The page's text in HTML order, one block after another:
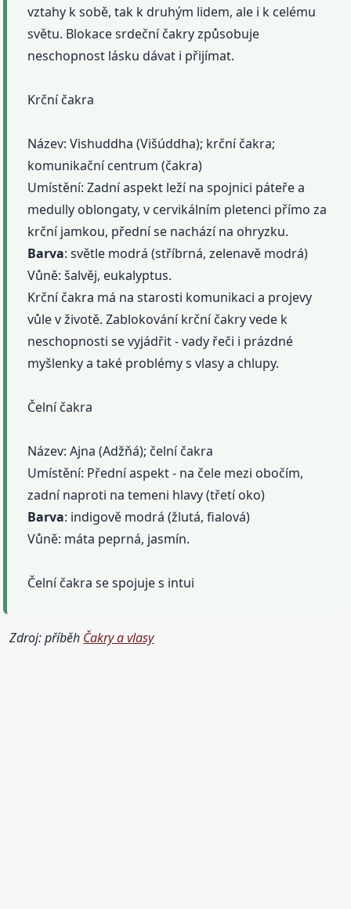
vztahy k sobě, tak k druhým lidem, ale i k celému
světu. Blokace srdeční čakry způsobuje
neschopnost lásku dávat i přijímat.
Krční čakra
Název: Vishuddha (Višúddha); krční čakra;
komunikační centrum (čakra)
Umístění: Zadní aspekt leží na spojnici páteře a
medully oblongaty, v cervikálním pletenci přímo za
krční jamkou, přední se nachází na ohryzku.
Barva: světle modrá (stříbrná, zelenavě modrá)
Vůně: šalvěj, eukalyptus.
Krční čakra má na starosti komunikaci a projevy
vůle v životě. Zablokování krční čakry vede k
neschopnosti se vyjádřit - vady řeči i prázdné
myšlenky a také problémy s vlasy a chlupy.
Čelní čakra
Název: Ajna (Adžňá); čelní čakra
Umístění: Přední aspekt - na čele mezi obočím,
zadní naproti na temeni hlavy (třetí oko)
Barva: indigově modrá (žlutá, fialová)
Vůně: máta peprná, jasmín.
Čelní čakra se spojuje s intui
Zdroj: příběh Čakry a vlasy